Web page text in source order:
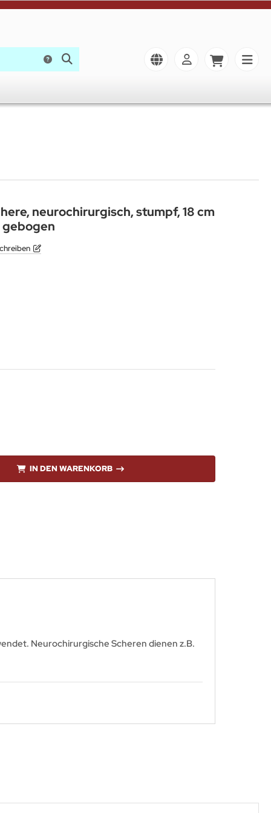
neurochirurgisch, stumpf, 18 cm
IN DEN WARENKORB
Neurochirurgische Scheren dienen z.B.